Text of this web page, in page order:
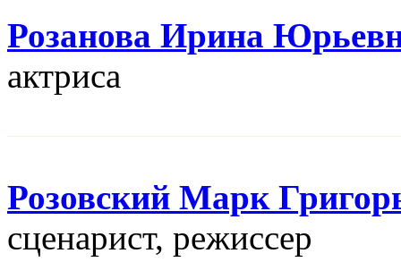
Розанова Ирина
актриса
Розовский Марк
сценарист, режисcер